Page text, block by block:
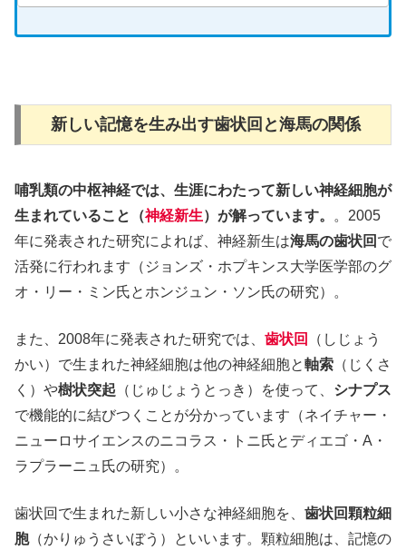
新しい記憶を生み出す歯状回と海馬の関係
哺乳類の中枢神経では、生涯にわたって新しい神経細胞が
生まれていること（神経新生）が解っています。
。2005
年に発表された研究によれば、神経新生は海馬の歯状回 で
活発に行われます（ジョンズ・ホプキンス大学医学部のグ
オ・リー・ミン氏とホンジュン・ソン氏の研究）。
また、2008年に発表された研究では、 歯状回
（しじょう
かい）で生まれた神経細胞は他の神経細胞と軸索 （じくさ
く）や樹状突起 （じゅじょうとっき）を使って、 シナプス
で機能的に結びつくことが分かっています（ネイチャー・
ニューロサイエンスのニコラス・トニ氏とディエゴ・A・
ラプラーニュ氏の研究）。
歯状回で生まれた新しい小さな神経細胞を、 歯状回顆粒細
胞（かりゅうさいぼう）といいます。顆粒細胞は、記憶の